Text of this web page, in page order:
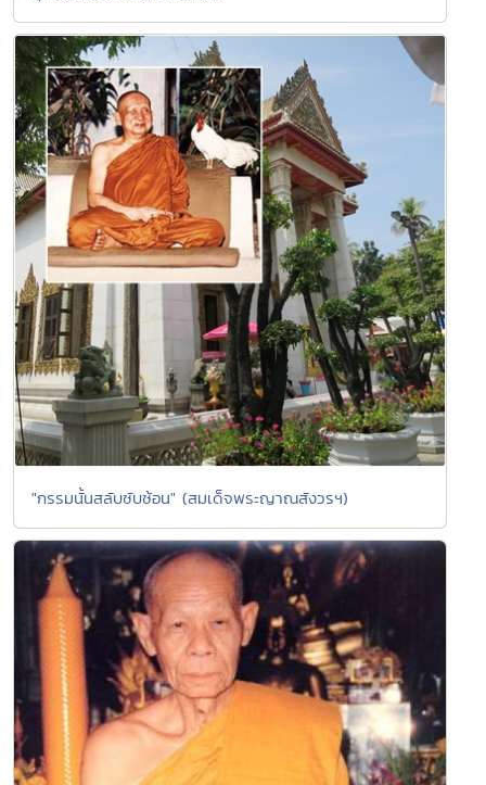
"กรรมนั้นสลับซับซ้อน" (สมเด็จพระญาณสังวรฯ)